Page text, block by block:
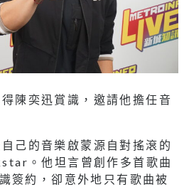
陳奕迅賞識，邀請他擔任音
己的音樂啟蒙源自對搖滾的
。他坦言曾創作多首歌曲
簽約，卻意外地只有歌曲被